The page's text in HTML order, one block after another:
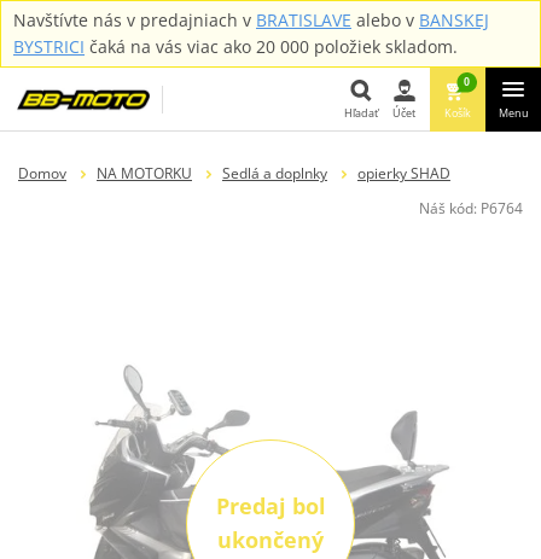
Navštívte nás v predajniach v BRATISLAVE alebo v BANSKEJ
BYSTRICI čaká na vás viac ako 20 000 položiek skladom.
Hľadať
Hľadať Účet
0
Košík Menu
Domov NA MOTORKU Sedlá a doplnky
opierky SHAD
Náš kód: P6764
Predaj bol
ukončený